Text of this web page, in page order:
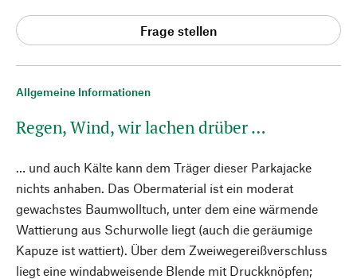
Allgemeine Informationen
Regen, Wind, wir lachen drüber …
… und auch Kälte kann dem Träger dieser Parkajacke
nichts anhaben. Das Obermaterial ist ein moderat
gewachstes Baumwolltuch, unter dem eine wärmende
Wattierung aus Schurwolle liegt (auch die geräumige
Kapuze ist wattiert). Über dem Zweiwegereißverschluss
liegt eine windabweisende Blende mit Druckknöpfen;
Frage stellen